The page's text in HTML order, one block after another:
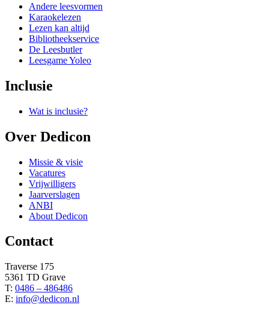
Andere leesvormen
Karaokelezen
Lezen kan altijd
Bibliotheekservice
De Leesbutler
Leesgame Yoleo
Inclusie
Wat is inclusie?
Over Dedicon
Missie & visie
Vacatures
Vrijwilligers
Jaarverslagen
ANBI
About Dedicon
Contact
Traverse 175
5361 TD Grave
T: 0486 – 486486
E: info@dedicon.nl